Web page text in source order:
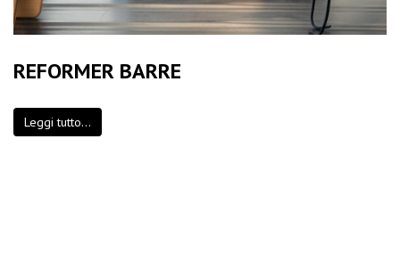
REFORMER BARRE
Leggi tutto...